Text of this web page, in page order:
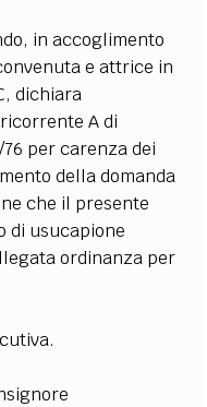
in accoglimento
e attrice in
dichiara
A di
per carenza dei
della domanda
che il presente
di usucapione
ordinanza per